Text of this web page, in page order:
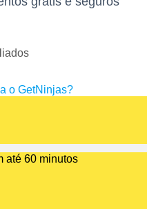
o GetNinjas?
até 60 minutos